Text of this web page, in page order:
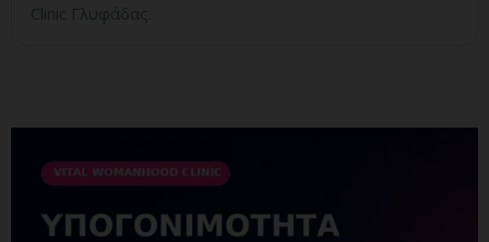
Clinic Γλυφάδας.